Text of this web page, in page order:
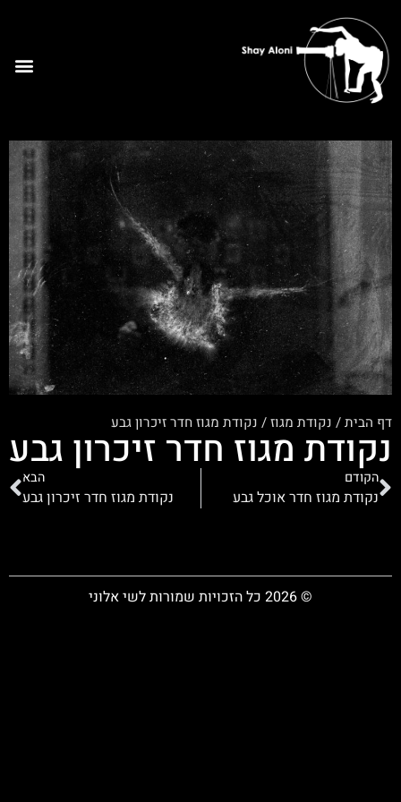
דף הבית/ נקודת מגוז/ נקודת מגוז חדר זיכרון גבע
נקודת מגוז חדר זיכרון גבע
הקודם
נקודת מגוז חדר אוכל גבע
הבא
נקודת מגוז חדר זיכרון גבע
© 2026 כל הזכויות שמורות לשי אלוני